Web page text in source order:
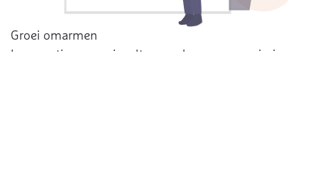
Groei omarmen
In essentie weerspiegelt onze slogan onze missie om